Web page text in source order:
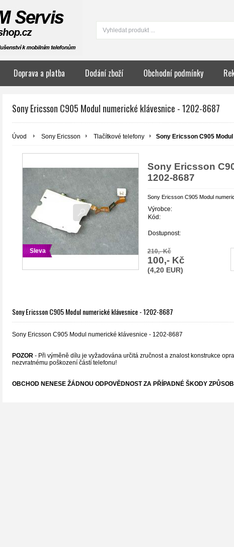
Doprava a platba Dodání zboží Obchodní podmínky
Sony Ericsson C905 Modul numerické klávesnice - 1202-8687
Úvod Sony Ericsson Tlačítkové telefony Sony Ericsson C905
Sleva
Sony Ericsson
1202-8687
Sony Ericsson C905 Modul
Výrobce:
Kód:
Dostupnost:
210,- Kč
100,- Kč
(4,20 EUR)
Sony Ericsson C905 Modul numerické klávesnice - 1202-8687
Sony Ericsson C905 Modul numerické klávesnice - 1202-8687
POZOR - Při výměně dílu je vyžadována určitá zručnost a znalost konstrukce
nezvratnému poškození částí telefonu!
OBCHOD NENESE ŽÁDNOU ODPOVĚDNOST ZA PŘÍPADNÉ ŠKODY